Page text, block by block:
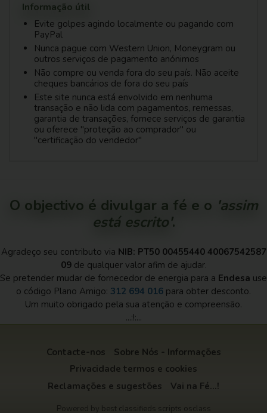
Informação útil
Evite golpes agindo localmente ou pagando com
PayPal
Nunca pague com Western Union, Moneygram ou
outros serviços de pagamento anónimos
Não compre ou venda fora do seu país. Não aceite
cheques bancários de fora do seu país
Este site nunca está envolvido em nenhuma
transação e não lida com pagamentos, remessas,
garantia de transações, fornece serviços de garantia
ou oferece "proteção ao comprador" ou
"certificação do vendedor"
O objectivo é divulgar a fé e o 'assim
está escrito'.
Agradeço seu contributo via NIB: PT50 00455440 40067542587
09de qualquer valor afim de ajudar.
Se pretender mudar de fornecedor de energia para a Endesa use
o código Plano Amigo: 312 694 016 para obter desconto.
Um muito obrigado pela sua atenção e compreensão.
...:!:...
Contacte-nos
Sobre Nós - Informações
Privacidade termos e cookies
Reclamações e sugestões
Vai na Fé...!
Powered by best classifieds scripts osclass